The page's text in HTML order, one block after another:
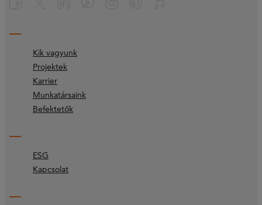
Kik vagyunk
Projektek
Karrier
Munkatársaink
Befektetők
ESG
Kapcsolat